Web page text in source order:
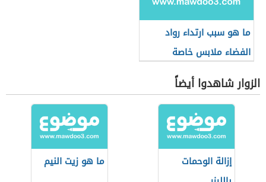
ما هو سبب ارتداء رواد
الفضاء ملابس خاصة
الزوار شاهدوا أيضاً
إزالة الوحمات
ما هو زيت النيم